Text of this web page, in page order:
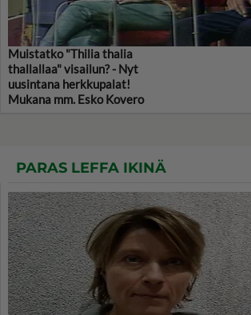
Muistatko "Thilia thalia
thallallaa" visailun? - Nyt
uusintana herkkupalat!
Mukana mm. Esko Kovero
PARAS LEFFA IKINÄ